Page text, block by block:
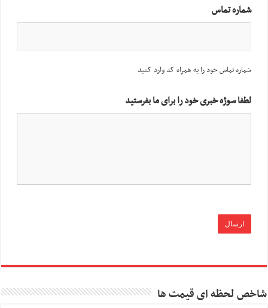
شماره تماس
شماره تماس خود را به همراه کد وارد کنید
لطفا سوژه خبری خود را برای ما بفرستید
شاخص لحظه ای قیمت ها